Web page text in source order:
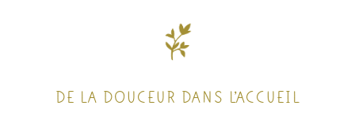
DE LA DOUCEUR DANS L’ACCUEIL